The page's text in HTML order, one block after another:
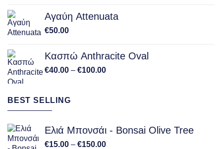
Αγαύη Attenuata
€50.00
Κασπώ Anthracite Oval
€40.00 – €100.00Price
BEST SELLING
Ελιά Μπονσάι - Bonsai Olive Tree
€15.00 – €150.00Price